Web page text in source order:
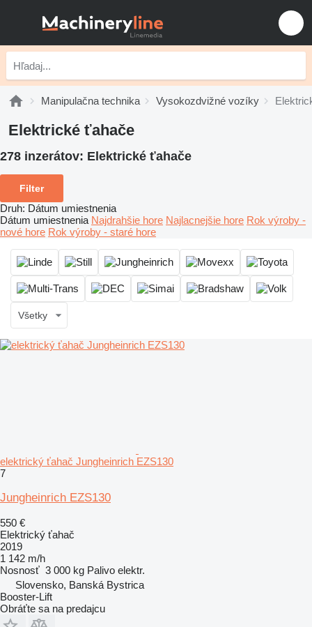
Manipulačna technika Vysokozdvižné vozíky
Elektrické ťahače
278 inzerátov: Elektrické ťahače
Filter
Druh: Dátum umiestnenia
Dátum umiestnenia Najdrahšie hore Najlacnejšie hore Rok výroby -
nové hore Rok výroby - staré hore
Všetky
elektrický ťahač Jungheinrich EZS130
7
Jungheinrich EZS130
550 €
Elektrický ťahač
2019
1 142 m/h
Nosnosť 3 000 kg Palivo elektr.
Slovensko, Banská Bystrica
Booster-Lift
Obráťte sa na predajcu